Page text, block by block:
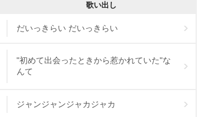
歌い出し
だいっきらい だいっきらい
"初めて出会ったときから惹かれていた"な
んて
ジャンジャンジャカジャカ